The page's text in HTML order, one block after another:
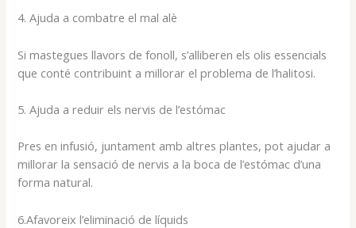
4. Ajuda a combatre el mal alè
Si mastegues llavors de fonoll, s’alliberen els olis essencials
que conté contribuint a millorar el problema de l’halitosi.
5. Ajuda a reduir els nervis de l’estómac
Pres en infusió, juntament amb altres plantes, pot ajudar a
millorar la sensació de nervis a la boca de l’estómac d’una
forma natural.
6.Afavoreix l’eliminació de líquids